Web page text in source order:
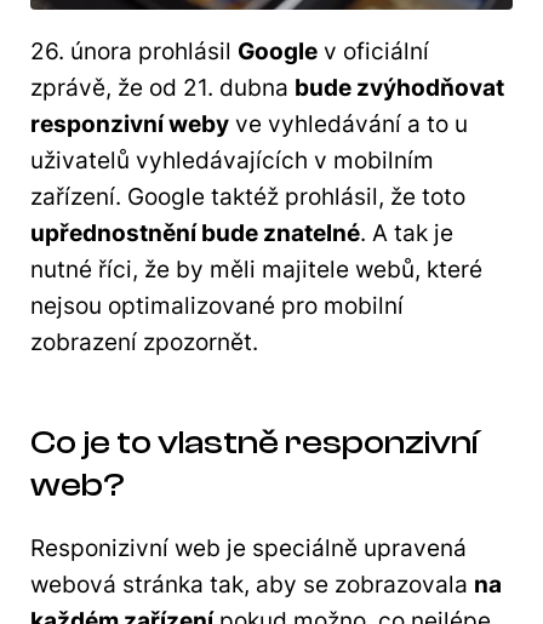
26. února prohlásil Google v oficiální
zprávě, že od 21. dubna bude zvýhodňovat
responzivní weby ve vyhledávání a to u
uživatelů vyhledávajících v mobilním
zařízení. Google taktéž prohlásil, že toto
upřednostnění bude znatelné. A tak je
nutné říci, že by měli majitele webů, které
nejsou optimalizované pro mobilní
zobrazení zpozornět.
Co je to vlastně responzivní
web?
Responizivní web je speciálně upravená
webová stránka tak, aby se zobrazovala na